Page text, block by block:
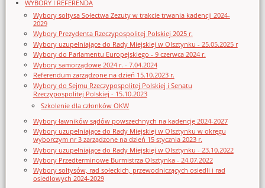
WYBORY I REFERENDA
Wybory sołtysa Sołectwa Zezuty w trakcie trwania kadencji 2024-
2029
Wybory Prezydenta Rzeczypospolitej Polskiej 2025 r.
Wybory uzupełniające do Rady Miejskiej w Olsztynku - 25.05.2025 r
Wybory do Parlamentu Europejskiego - 9 czerwca 2024 r.
Wybory samorządowe 2024 r. - 7.04.2024
Referendum zarządzone na dzień 15.10.2023 r.
Wybory do Sejmu Rzeczypospolitej Polskiej i Senatu
Rzeczypospolitej Polskiej - 15.10.2023
Szkolenie dla członków OKW
Wybory ławników sądów powszechnych na kadencję 2024-2027
Wybory uzupełniające do Rady Miejskiej w Olsztynku w okręgu
wyborczym nr 3 zarządzone na dzień 15 stycznia 2023 r.
Wybory uzupełniające do Rady Miejskiej w Olsztynku - 23.10.2022
Wybory Przedterminowe Burmistrza Olsztynka - 24.07.2022
Wybory sołtysów, rad sołeckich, przewodniczących osiedli i rad
osiedlowych 2024-2029